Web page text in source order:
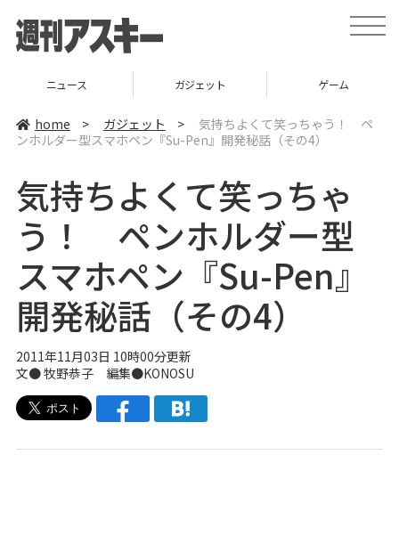
t
o
v
ニュース ガジェット ゲーム
home > ガジェット >
気持ちよくて笑っちゃう！ ペ
ンホルダー型スマホペン『Su-Pen』開発秘話（その4）
気持ちよくて笑っちゃ
う！ ペンホルダー型
スマホペン『Su-Pen』
開発秘話（その4）
2011年11月03日 10時00分更新
文● 牧野恭子 編集●KONOSU